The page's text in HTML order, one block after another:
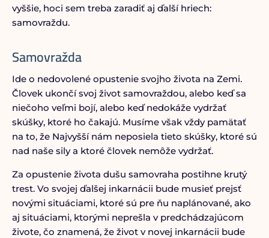
vyššie, hoci sem treba zaradiť aj ďalší hriech:
samovraždu.
Samovražda
Ide o nedovolené opustenie svojho života na Zemi.
Človek ukončí svoj život samovraždou, alebo keď sa
niečoho veľmi bojí, alebo keď nedokáže vydržať
skúšky, ktoré ho čakajú. Musíme však vždy pamätať
na to, že Najvyšší nám neposiela tieto skúšky, ktoré sú
nad naše sily a ktoré človek nemôže vydržať.
Za opustenie života dušu samovraha postihne krutý
trest. Vo svojej ďalšej inkarnácii bude musieť prejsť
novými situáciami, ktoré sú pre ňu naplánované, ako
aj situáciami, ktorými neprešla v predchádzajúcom
živote, čo znamená, že život v novej inkarnácii bude